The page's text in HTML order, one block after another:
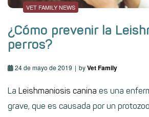
VET FAMILY NEWS
¿Cómo prevenir la
perros?
24 de mayo de 2019 byVet Family
La Leishmaniosis canina es una
grave, que es causada por un